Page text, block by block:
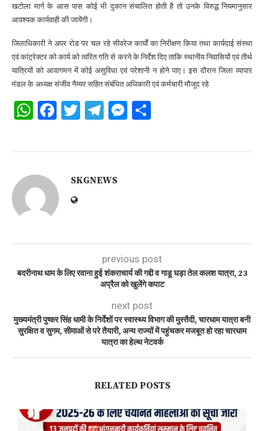
खटोला मार्ग के आस पास कोई भी दुकान संचालित होती है तो उनके विरुद्ध नियमानुसार
आवश्यक कार्यवाही की जायेंगी।
जिलाधिकारी ने अपर रोड पर चल रहे सीवरेज कार्यों का निरीक्षण किया तथा कार्यदाई संस्था
एवं कांट्रेक्टर को कार्य को त्वरित गति से करने के निर्देश दिए ताकि स्थानीय निवासियों एवं तीर्थ
यात्रियों को आवागमन में कोई असुविधा एवं परेशानी न होने पाए। इस दौरान जिला व्यापार
मंडल के अध्यक्ष संजीव नैय्यर सहित संबंधित अधिकारी एवं कर्मचारी मौजूद रहे
WhatsApp
Facebook
Twitter
Telegram
Messenger
SKGNEWS
previous post
बदरीनाथ धाम के लिए रवाना हुई शंकराचार्य की गद्दी व गाडू घड़ा तेल कलश यात्रा, 23
अप्रैल को खुलेंगे कपाट
next post
मुख्यमंत्री पुष्कर सिंह धामी के निर्देशों पर स्वास्थ्य विभाग की मुस्तैदी, चारधाम यात्रा बनी
सुरक्षित व सुगम, सीमाओं से परे तैयारी, अन्य राज्यों में पहुंचकर मजबूत हो रहा चारधाम
यात्रा का हेल्थ नेटवर्क
RELATED POSTS